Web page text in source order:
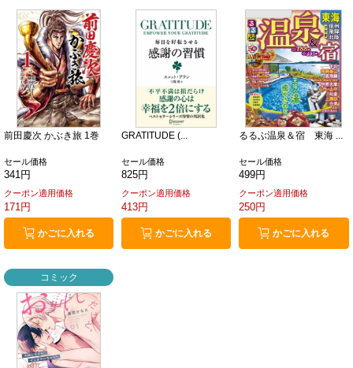
前田慶次 かぶき旅 1巻
セール価格
341円
クーポン適用価格
171円
かごに入れる
GRATITUDE (...
セール価格
825円
クーポン適用価格
413円
かごに入れる
るるぶ温泉＆宿 東海 ...
セール価格
499円
クーポン適用価格
250円
かごに入れる
コミック